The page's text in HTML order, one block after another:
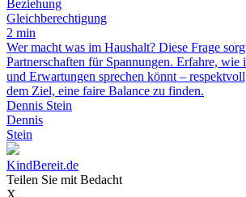
Beziehung
Gleichberechtigung
2 min
Wer macht was im Haushalt? Diese Frage
Partnerschaften für Spannungen. Erfahre,
und Erwartungen sprechen könnt –
dem Ziel, eine faire Balance zu finden.
Dennis Stein
Dennis
Stein
KindBereit.de
Teilen Sie mit Bedacht
X